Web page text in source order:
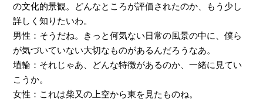
の文化的景観。どんなところが評価されたのか、もう少し
詳しく知りたいわ。
男性：そうだね。きっと何気ない日常の風景の中に、僕ら
が気づいていない大切なものがあるんだろうなあ。
埴輪：それじゃあ、どんな特徴があるのか、一緒に見てい
こうか。
女性：これは柴又の上空から東を見たものね。